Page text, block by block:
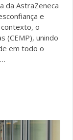
da AstraZeneca
e
o
(CEMP), unindo
em todo o